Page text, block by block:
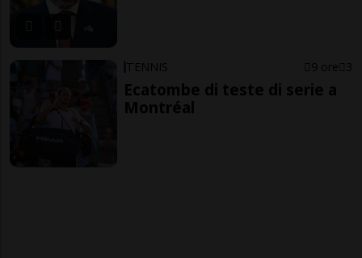
TENNIS 9 ore 3
Ecatombe di teste di serie a
Montréal